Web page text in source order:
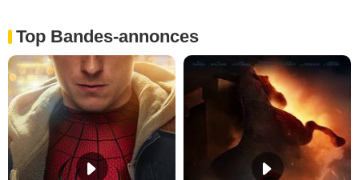
Top Bandes-annonces